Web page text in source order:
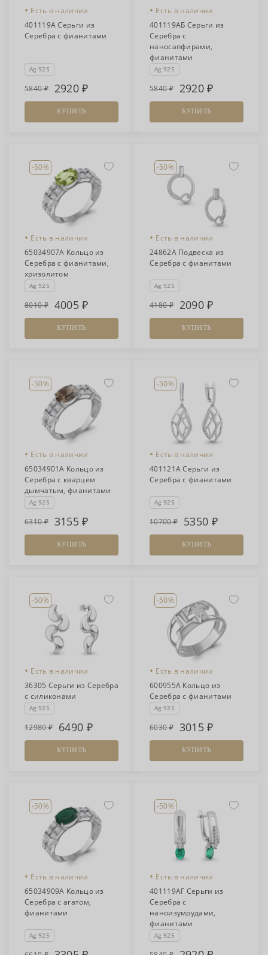
• Есть в наличии
401119А Серьги из
Серебра с фианитами
Ag 925
5840 2920
КУПИТЬ
• Есть в наличии
401119АБ Серьги из
Серебра с
наносапфирами,
фианитами
Ag 925
5840 2920
КУПИТЬ
-50%
• Есть в наличии
65034907А Кольцо из
Серебра с фианитами,
хризолитом
Ag 925
8010 4005
КУПИТЬ
-50%
• Есть в наличии
24862А Подвеска из
Серебра с фианитами
Ag 925
4180 2090
КУПИТЬ
-50%
• Есть в наличии
65034901А Кольцо из
Серебра с кварцем
дымчатым, фианитами
Ag 925
6310 3155
КУПИТЬ
-50%
• Есть в наличии
401121А Серьги из
Серебра с фианитами
Ag 925
10700 5350
КУПИТЬ
-50%
• Есть в наличии
36305 Серьги из Серебра
с силиконами
Ag 925
12980 6490
КУПИТЬ
-50%
• Есть в наличии
600955А Кольцо из
Серебра с фианитами
Ag 925
6030 3015
КУПИТЬ
-50%
• Есть в наличии
65034909А Кольцо из
Серебра с агатом,
фианитами
Ag 925
-50%
• Есть в наличии
401119АГ Серьги из
Серебра с
наноизумрудами,
фианитами
Ag 925